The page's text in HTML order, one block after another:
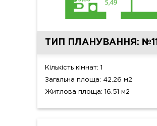
ТИП ПЛАНУВАННЯ: №11
Кількість кімнат: 1
Загальна площа: 42.26 м2
Житлова площа: 16.51 м2